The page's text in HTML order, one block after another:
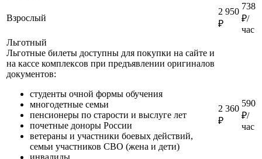
Взрослый
2 950
₽
738
₽/
час
Льготный
Льготные билеты доступны для покупки на сайте и
на кассе комплексов при предъявлении оригиналов
документов:
студенты очной формы обучения
многодетные семьи
пенсионеры по старости и выслуге лет
почетные доноры России
ветераны и участники боевых действий,
семьи участников СВО (жена и дети)
2 360
₽
590
₽/
час